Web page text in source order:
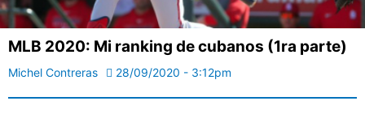
MLB 2020: Mi ranking de cubanos (1ra parte)
Michel Contreras 28/09/2020 - 3:12pm